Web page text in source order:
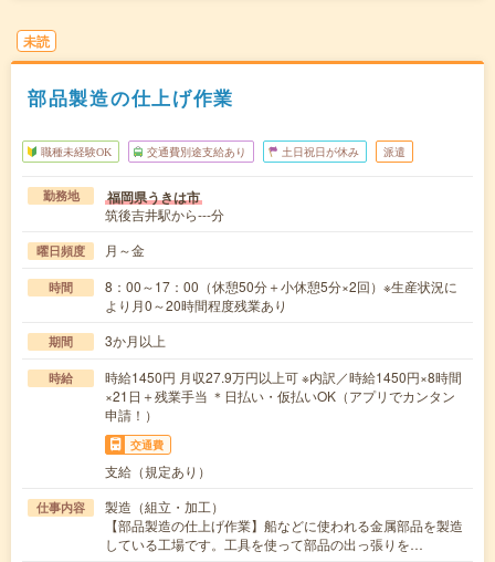
未読
部品製造の仕上げ作業
職種未経験OK 交通費別途支給あり 土日祝日が休み 派遣
勤務地 福岡県うきは市
筑後吉井駅から---分
曜日頻度 月～金
時間
8：00～17：00（休憩50分＋小休憩5分×2回）※生産状況に
より月0～20時間程度残業あり
期間 3か月以上
時給
時給1450円 月収27.9万円以上可 ※内訳／時給1450円×8時間
×21日＋残業手当 ＊日払い・仮払いOK（アプリでカンタン
申請！）
交通費
支給（規定あり）
仕事内容
製造（組立・加工）
【部品製造の仕上げ作業】船などに使われる金属部品を製造
している工場です。工具を使って部品の出っ張りを…